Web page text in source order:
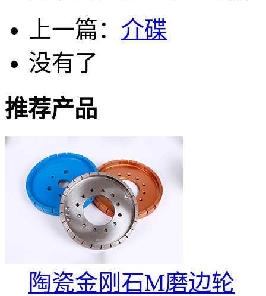
上一篇： 介碟
没有了
推荐产品
陶瓷金刚石M磨边轮